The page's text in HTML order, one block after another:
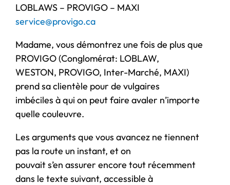
LOBLAWS – PROVIGO – MAXI
service@provigo.ca
Madame, vous démontrez une fois de plus que
PROVIGO (Conglomérat: LOBLAW,
WESTON, PROVIGO, Inter-Marché, MAXI)
prend sa clientèle pour de vulgaires
imbéciles à qui on peut faire avaler n’importe
quelle couleuvre.
Les arguments que vous avancez ne tiennent
pas la route un instant, et on
pouvait s’en assurer encore tout récemment
dans le texte suivant, accessible à